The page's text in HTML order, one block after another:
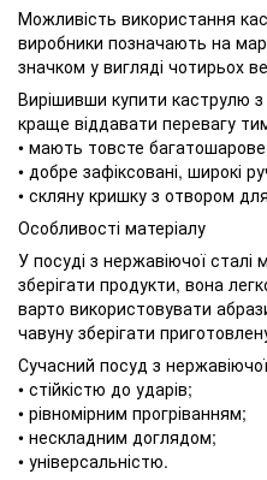
Можливість використання
виробники позначають на
значком у вигляді чотирьох
Вирішивши купити каструлю з
краще віддавати перевагу
• мають товсте
• добре зафіксовані, широкі
• скляну кришку з отвором
Особливості матеріалу
У посуді з нержавіючої сталі
зберігати продукти, вона
варто використовувати
чавуну зберігати
Сучасний посуд з
• стійкістю до ударів;
• рівномірним прогріванням;
• нескладним доглядом;
• універсальністю.